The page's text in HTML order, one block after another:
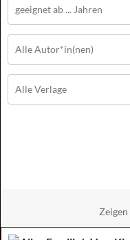
Zeigen